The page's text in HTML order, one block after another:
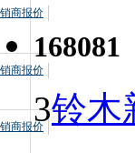
商报价
商报价
商报价
168081
3铃木